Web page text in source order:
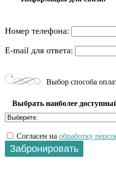
Номер телефона:
E-mail для ответа:
Выбор способа
Выбрать наиболее
Согласен на обработку